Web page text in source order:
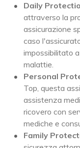
Daily
attraverso la
assicurazione
caso
impossibilitato
malattie.
Personal
Top, questa
assistenza
ricovero con
mediche e
Family